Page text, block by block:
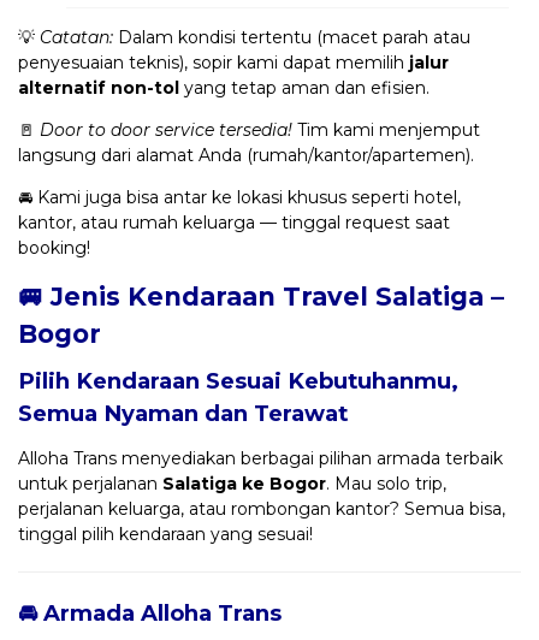
💡 Catatan: Dalam kondisi tertentu (macet parah atau
penyesuaian teknis), sopir kami dapat memilih jalur
alternatif non-tol yang tetap aman dan efisien.
🚪 Door to door service tersedia! Tim kami menjemput
langsung dari alamat Anda (rumah/kantor/apartemen).
🚘 Kami juga bisa antar ke lokasi khusus seperti hotel,
kantor, atau rumah keluarga — tinggal request saat
booking!
🚐 Jenis Kendaraan Travel Salatiga –
Bogor
Pilih Kendaraan Sesuai Kebutuhanmu,
Semua Nyaman dan Terawat
Alloha Trans menyediakan berbagai pilihan armada terbaik
untuk perjalanan Salatiga ke Bogor. Mau solo trip,
perjalanan keluarga, atau rombongan kantor? Semua bisa,
tinggal pilih kendaraan yang sesuai!
🚘 Armada Alloha Trans